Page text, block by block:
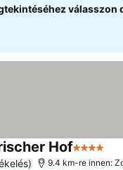
válasszon
Hof4
9.4 km-re innen: